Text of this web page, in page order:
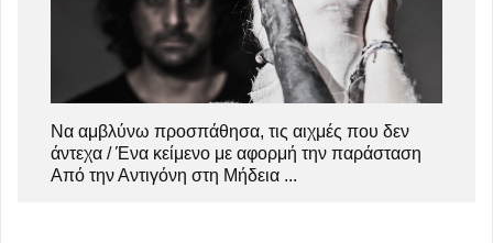
Να αμβλύνω προσπάθησα, τις αιχμές που δεν
άντεχα / Ένα κείμενο με αφορμή την παράσταση
Από την Αντιγόνη στη Μήδεια ...